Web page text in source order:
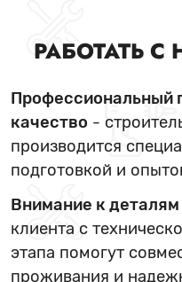
РАБОТАТЬ
Профессиональный
качество -
производится
подготовкой и
Внимание к деталям
клиента с
этапа помогут
проживания и